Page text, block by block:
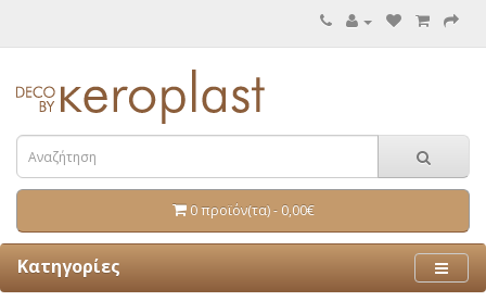
0 προϊόν(τα) - 0,00€
Κατηγορίες